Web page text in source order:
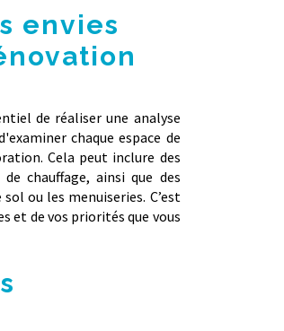
envies
de réaliser une analyse
chaque espace de
Cela peut inclure des
chauffage, ainsi que des
ou les menuiseries. C’est
et de vos priorités que vous